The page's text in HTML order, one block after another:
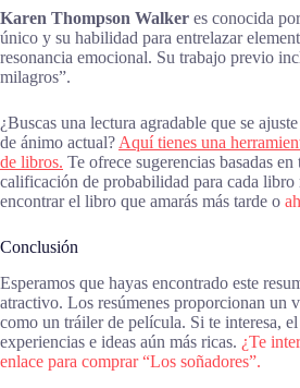
Karen Thompson Walker es conocida
único y su habilidad para entrelazar
resonancia emocional. Su trabajo previo
milagros”.
¿Buscas una lectura agradable que se
de ánimo actual? Aquí tienes una
de libros. Te ofrece sugerencias basadas
calificación de probabilidad para cada libro
encontrar el libro que amarás más tarde o
Conclusión
Esperamos que hayas encontrado este
atractivo. Los resúmenes proporcionan un
como un tráiler de película. Si te interesa,
experiencias e ideas aún más ricas. ¿Te
enlace para comprar “Los soñadores”.